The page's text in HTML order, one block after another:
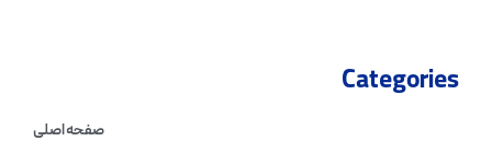
Categories
صفحه اصلی